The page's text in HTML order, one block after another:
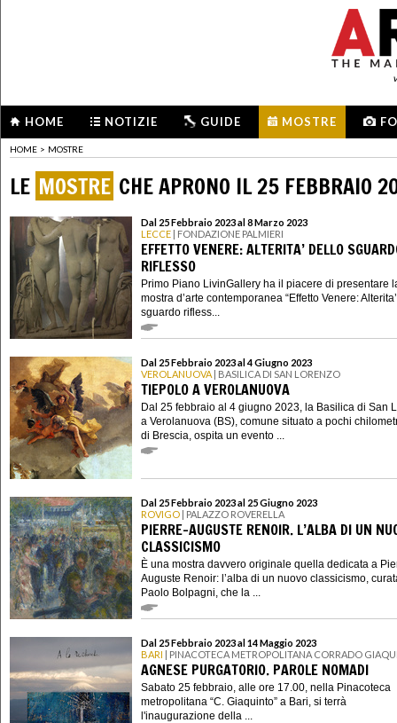
HOME NOTIZIE GUIDE MOSTRE
HOME > MOSTRE
LE MOSTRE CHE APRONO IL 25 FEBBRAIO
Dal 25 Febbraio 2023 al 8 Marzo 2023
LECCE | FONDAZIONE PALMIERI
EFFETTO VENERE: ALTERITA’ DELLO
RIFLESSO
Primo Piano LivinGallery ha il piacere di presentare
mostra d’arte contemporanea “Effetto Venere:
sguardo rifless...
Dal 25 Febbraio 2023 al 4 Giugno 2023
VEROLANUOVA | BASILICA DI SAN LORENZO
TIEPOLO A VEROLANUOVA
Dal 25 febbraio al 4 giugno 2023, la Basilica di San
a Verolanuova (BS), comune situato a pochi
di Brescia, ospita un evento ...
Dal 25 Febbraio 2023 al 25 Giugno 2023
ROVIGO | PALAZZO ROVERELLA
PIERRE-AUGUSTE RENOIR. L’ALBA DI UN
CLASSICISMO
È una mostra davvero originale quella dedicata a
Auguste Renoir: l’alba di un nuovo classicismo,
Paolo Bolpagni, che la ...
Dal 25 Febbraio 2023 al 14 Maggio 2023
BARI | PINACOTECA METROPOLITANA CORRADO
AGNESE PURGATORIO. PAROLE NOMADI
Sabato 25 febbraio, alle ore 17.00, nella Pinacoteca
metropolitana “C. Giaquinto” a Bari, si terrà
l'inaugurazione della ...